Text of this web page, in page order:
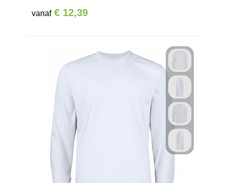
vanaf € 12,39